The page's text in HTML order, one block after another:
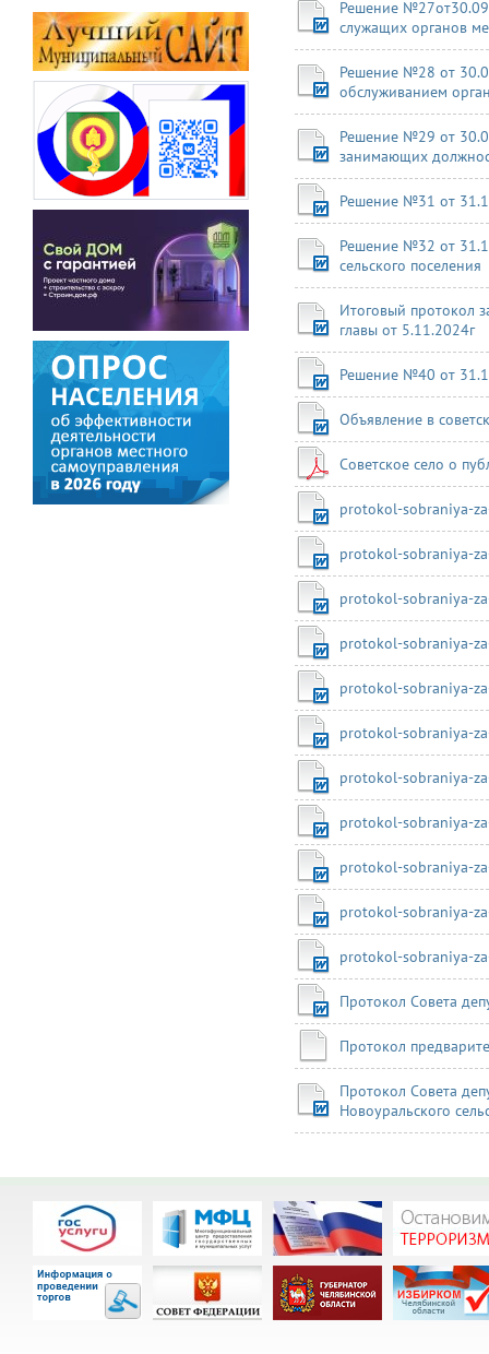
Решение
служащих органов
Решение №28 от
обслуживанием
Решение №29 от
занимающих
Решение №31 от
Решение №32 от
сельского поселения
Итоговый протокол
главы от 5.11.2024г
Решение №40 от
Объявление в
Советское село о
protokol-sobraniya-
protokol-sobraniya-
protokol-sobraniya-
protokol-sobraniya-
protokol-sobraniya-
protokol-sobraniya-
protokol-sobraniya-
protokol-sobraniya-
protokol-sobraniya-
protokol-sobraniya-
protokol-sobraniya-
Протокол Совета
Протокол
Протокол Совета
Новоуральского